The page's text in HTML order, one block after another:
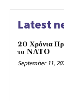
Latest
20 Χρόνια
το NATO
September 11,